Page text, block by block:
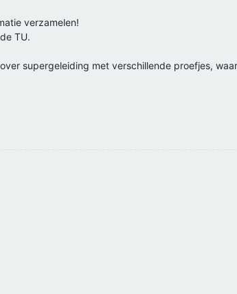
verzamelen!
TU.
supergeleiding met verschillende proefjes,